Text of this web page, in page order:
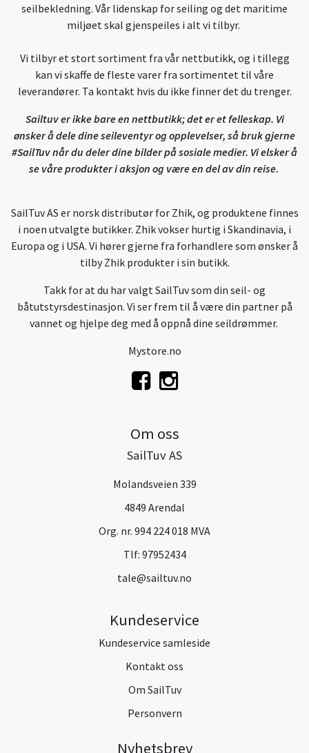
seilbekledning. Vår lidenskap for seiling og det maritime
miljøet skal gjenspeiles i alt vi tilbyr.
Vi tilbyr et stort sortiment fra vår nettbutikk, og i tillegg
kan vi skaffe de fleste varer fra sortimentet til våre
leverandører. Ta kontakt hvis du ikke finner det du trenger.
Sailtuv er ikke bare en nettbutikk; det er et felleskap. Vi
ønsker å dele dine seileventyr og opplevelser, så bruk gjerne
#SailTuv når du deler dine bilder på sosiale medier. Vi elsker å
se våre produkter i aksjon og være en del av din reise.
SailTuv AS er norsk distributør for Zhik, og produktene finnes
i noen utvalgte butikker. Zhik vokser hurtig i Skandinavia, i
Europa og i USA. Vi hører gjerne fra forhandlere som ønsker å
tilby Zhik produkter i sin butikk.
Takk for at du har valgt SailTuv som din seil- og
båtutstyrsdestinasjon. Vi ser frem til å være din partner på
vannet og hjelpe deg med å oppnå dine seildrømmer.
Mystore.no
Om oss
SailTuv AS
Molandsveien 339
4849 Arendal
Org. nr. 994 224 018 MVA
Tlf: 97952434
tale@sailtuv.no
Kundeservice
Kundeservice samleside
Kontakt oss
Om SailTuv
Personvern
Nyhetsbrev